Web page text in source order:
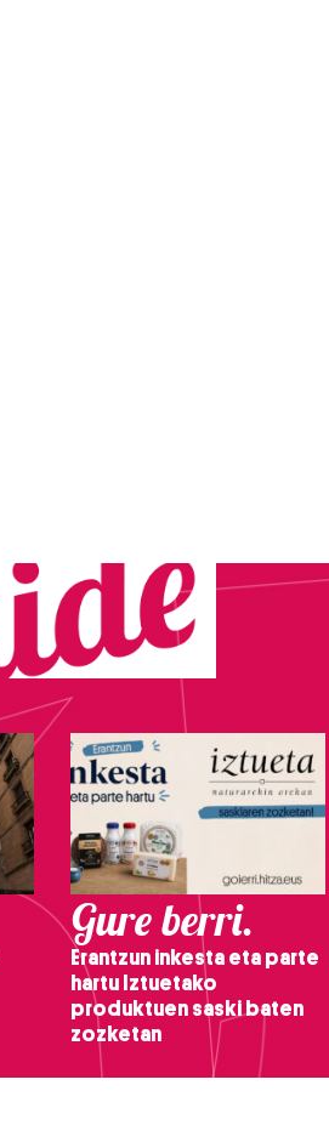
Gure berri.
Erantzun inkesta eta parte
hartu Iztuetako
produktuen saski baten
zozketan